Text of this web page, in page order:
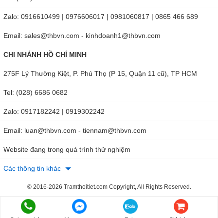
hãng, hãy nhanh chóng liên hệ với THB Việt Nam
quaHotline: HN: 0904810817 - HCM: 0918132242
được tư vấn và nhận báo giá cụ thể. Ngoài ra, bạn cũng có
sau: https://thbvietnam.com/but-do-ph-checker-plus-
hi98100.html để nhận được nhiều ưu đãi hấp dẫn.
Zalo: 0916610499 | 0976606017 | 0981060817 | 0865 466 689
Email: sales@thbvn.com - kinhdoanh1@thbvn.com
CHI NHÁNH HỒ CHÍ MINH
275F Lý Thường Kiệt, P. Phú Thọ (P 15, Quận 11 cũ), TP HCM
Tel: (028) 6686 0682
Zalo: 0917182242 | 0919302242
Email: luan@thbvn.com - tiennam@thbvn.com
Website đang trong quá trình thử nghiệm
Các thông tin khác
© 2016-2026 Tramthoitiet.com Copyright, All Rights Reserved.